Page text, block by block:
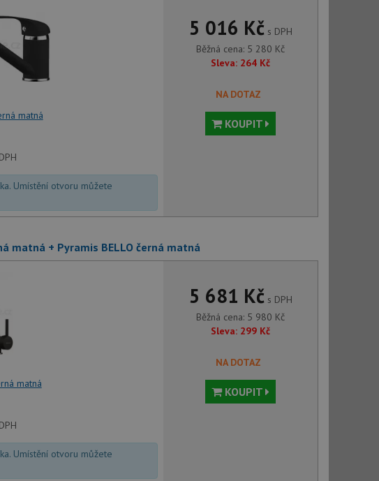
matná
5 016 Kčs DPH
Běžná cena: 5 280 Kč
Sleva: 264 Kč
NA DOTAZ
KOUPIT
Umístění otvoru můžete
matná + Pyramis BELLO černá matná
matná
5 681 Kčs DPH
Běžná cena: 5 980 Kč
Sleva: 299 Kč
NA DOTAZ
KOUPIT
Umístění otvoru můžete